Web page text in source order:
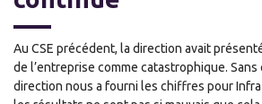
Au CSE précédent, la direction avait
de l’entreprise comme catastrophique. Sans
direction nous a fourni les chiffres pour Infra